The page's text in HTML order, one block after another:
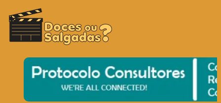
DOCES OU SALGADAS?
O Cinema? Uma Paixão!!